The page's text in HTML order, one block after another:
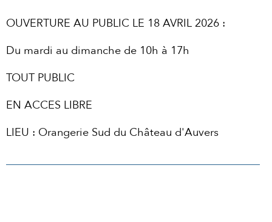
OUVERTURE AU PUBLIC LE 18 AVRIL 2026 :
Du mardi au dimanche de 10h à 17h
TOUT PUBLIC
EN ACCES LIBRE
LIEU : Orangerie Sud du Château d'Auvers